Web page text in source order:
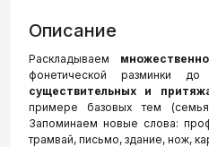
Описание
Раскладываем
фонетической разминки до
существительных и
примере базовых тем
Запоминаем новые слова:
трамвай, письмо, здание, нож,